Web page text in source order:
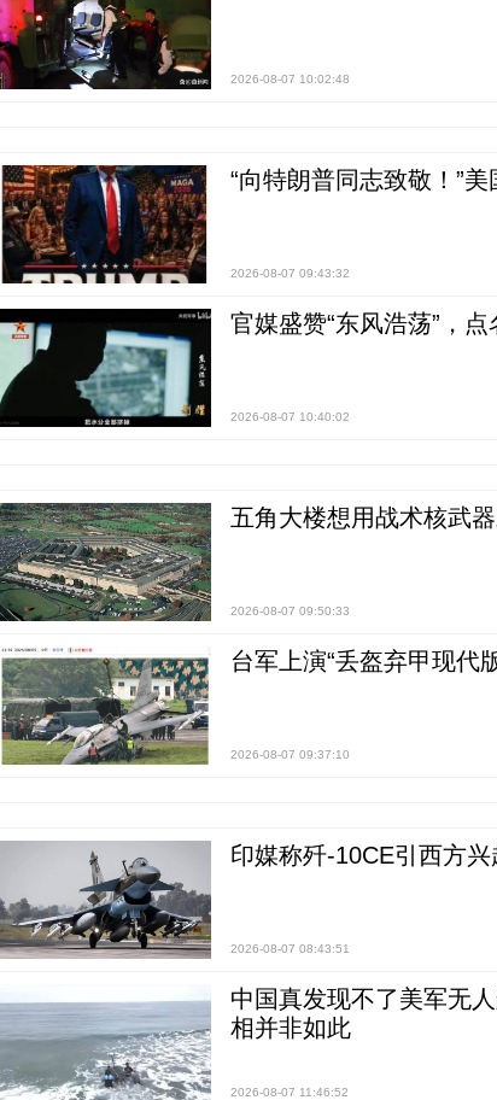
2026-08-07 10:02:48
“向特朗普同志致敬！”
2026-08-07 09:43:32
官媒盛赞“东风浩荡”，
2026-08-07 10:40:02
五角大楼想用战术核武
2026-08-07 09:50:33
台军上演“丢盔弃甲现代
2026-08-07 09:37:10
印媒称歼-10CE引西方
2026-08-07 08:43:51
中国真发现不了美军无
相并非如此
2026-08-07 11:46:52